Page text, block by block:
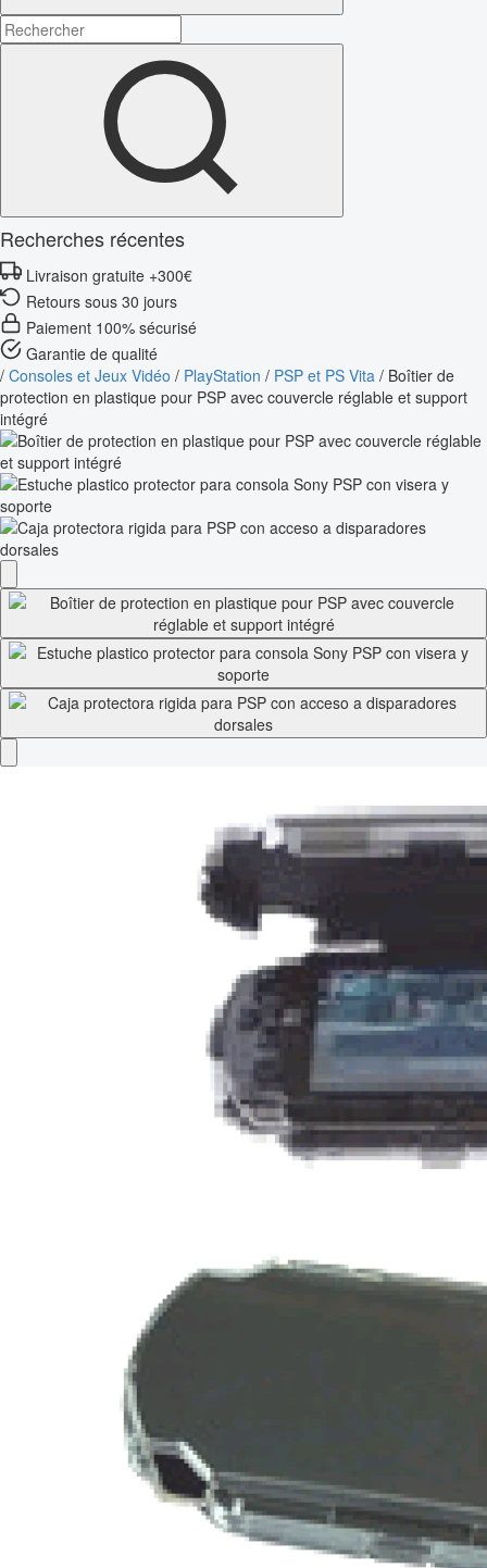
Recherches récentes
Livraison gratuite +300€
Retours sous 30 jours
Paiement 100% sécurisé
Garantie de qualité
/ Consoles et Jeux Vidéo / PlayStation / PSP et PS Vita / Boîtier de
protection en plastique pour PSP avec couvercle réglable et support
intégré